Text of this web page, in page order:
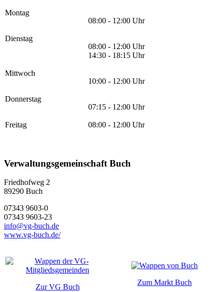
Montag
08:00 - 12:00 Uhr
Dienstag
08:00 - 12:00 Uhr
14:30 - 18:15 Uhr
Mittwoch
10:00 - 12:00 Uhr
Donnerstag
07:15 - 12:00 Uhr
Freitag 08:00 - 12:00 Uhr
Verwaltungsgemeinschaft Buch
Friedhofweg 2
89290 Buch
07343 9603-0
07343 9603-23
info@vg-buch.de
www.vg-buch.de/
Zur VG Buch
Zum Markt Buch